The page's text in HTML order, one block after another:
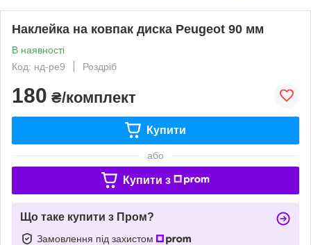
Наклейка на ковпак диска Peugeot 90 мм
В наявності
Код: нд-pe9
Роздріб
180 ₴/комплект
Купити
або
Купити з
Що таке купити з Пром?
Замовлення під захистом